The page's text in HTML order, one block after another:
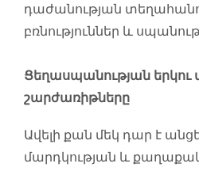
դաժանության
բռնություններ և
Ցեղասպանության երկու
շարժառիթները
Ավելի քան մեկ դար է
մարդկության և